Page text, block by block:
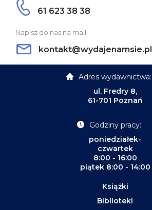
61 623 38 38
Napisz do nas na mail:
kontakt@wydajenamsie.pl
Adres wydawnictwa:
ul. Fredry 8,
61-701 Poznań
Godziny pracy:
poniedziałek-
czwartek
8:00 - 16:00
piątek 8:00 - 14:00
Książki
Biblioteki